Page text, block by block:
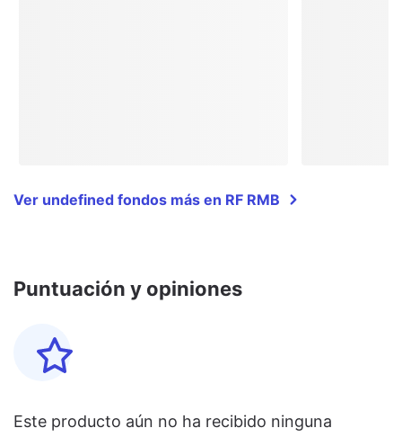
Ver undefined fondos más en RF RMB
Puntuación y opiniones
Este producto aún no ha recibido ninguna